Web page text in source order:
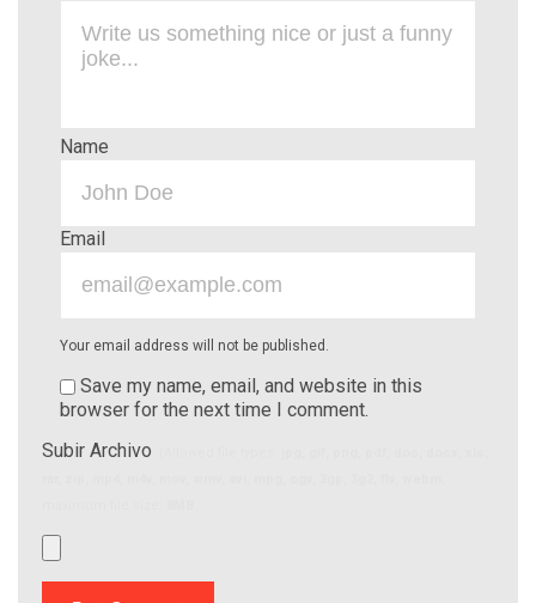
Name
Email
Your email address will not be published.
Save my name, email, and website in this
browser for the next time I comment.
Subir Archivo